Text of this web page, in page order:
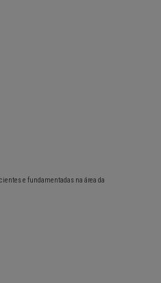
e fundamentadas na área da